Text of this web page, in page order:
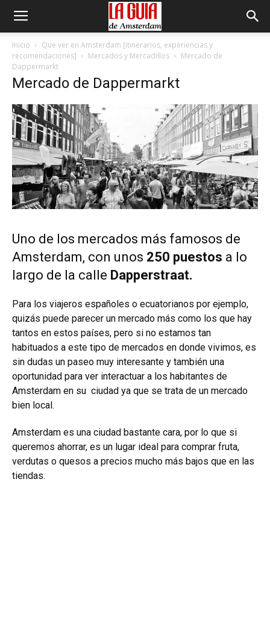
Inicio
Que ver en Amsterdam [itinerarios, experiencias y
recomendaciones]
Mercados y Mercadillos
Mercado de
Dappermarkt
Mercado de Dappermarkt
Uno de los mercados más famosos de
Amsterdam, con unos 250 puestos a lo
largo de la calle Dapperstraat.
Para los viajeros españoles o ecuatorianos por ejemplo,
quizás puede parecer un mercado más como los que hay
tantos en estos países, pero si no estamos tan
habituados a este tipo de mercados en donde vivimos, es
sin dudas un paseo muy interesante y también una
oportunidad para ver interactuar a los habitantes de
Amsterdam en su ciudad ya que se trata de un mercado
bien local.
Amsterdam es una ciudad bastante cara, por lo que si
queremos ahorrar, es un lugar ideal para comprar fruta,
verdutas o quesos a precios mucho más bajos que en las
tiendas.